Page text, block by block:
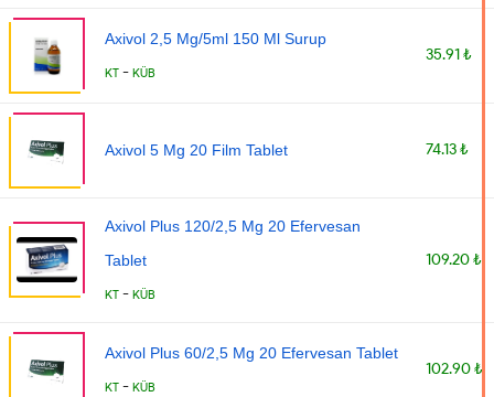
Axivol 2,5 Mg/5ml 150 Ml Surup
KT - KÜB
35.91 ₺
Axivol 5 Mg 20 Film Tablet 74.13 ₺
Axivol Plus 120/2,5 Mg 20 Efervesan
Tablet
KT - KÜB
109.20 ₺
Axivol Plus 60/2,5 Mg 20 Efervesan Tablet
KT - KÜB
102.90 ₺